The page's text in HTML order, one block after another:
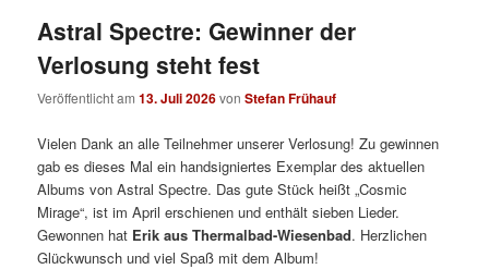
Astral Spectre: Gewinner der
Verlosung steht fest
Veröffentlicht am13. Juli 2026vonStefan Frühauf
Vielen Dank an alle Teilnehmer unserer Verlosung! Zu gewinnen
gab es dieses Mal ein handsigniertes Exemplar des aktuellen
Albums von Astral Spectre. Das gute Stück heißt „Cosmic
Mirage“, ist im April erschienen und enthält sieben Lieder.
Gewonnen hat Erik aus Thermalbad-Wiesenbad. Herzlichen
Glückwunsch und viel Spaß mit dem Album!